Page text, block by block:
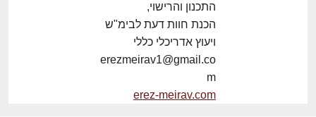
התכנון והרישוי,
הכנת חוות דעת לבימ"ש
ויעוץ אדריכלי כללי
erezmeirav1@gmail.co
m
erez-meirav.com